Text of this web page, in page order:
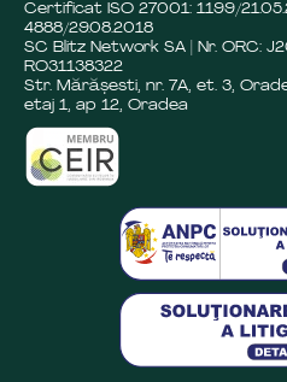
Certificat ISO 27001: 1199/
4888/29.08.2018
SC Blitz Network SA | Nr. ORC:
RO31138322
Str. Mărășesti, nr. 7A, et. 3,
etaj 1, ap 12, Oradea